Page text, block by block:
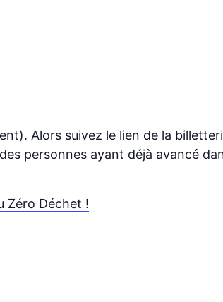
Alors suivez le lien de la
personnes ayant déjà avancé
Zéro Déchet !